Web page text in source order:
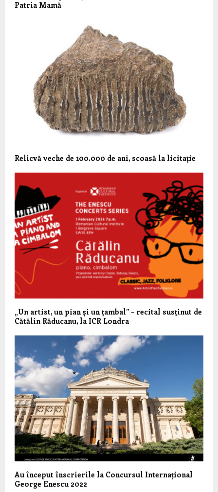
Patria Mamă
Relicvă veche de 100.000 de ani, scoasă la licitație
„Un artist, un pian și un țambal” – recital susținut de
Cătălin Răducanu, la ICR Londra
Au început înscrierile la Concursul Internațional
George Enescu 2022